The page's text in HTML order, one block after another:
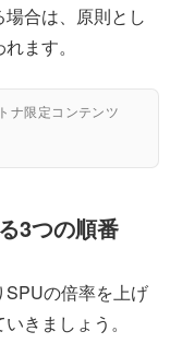
合は、原則とし
ます。
ナ限定コンテンツ
3つの順番
の倍率を上げ
きましょう。